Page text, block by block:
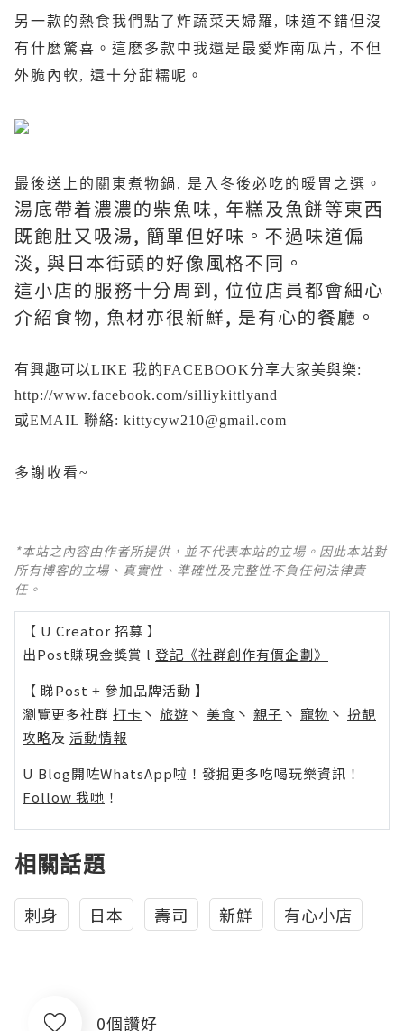
另一款的熱食我們點了炸蔬菜天婦羅, 味道不錯但沒
有什麼驚喜。這麽多款中我還是最愛炸南瓜片, 不但
外脆內軟, 還十分甜糯呢。
最後送上的關東煮物鍋, 是入冬後必吃的暖胃之選。
湯底帶着濃濃的柴魚味, 年糕及魚餅等東西
既飽肚又吸湯, 簡單但好味。不過味道偏
淡, 與日本街頭的好像風格不同。
這小店的服務十分周到, 位位店員都會細心
介紹食物, 魚材亦很新鮮, 是有心的餐廳。
有興趣可以LIKE 我的FACEBOOK分享大家美與樂:
http://www.facebook.com/silliykittlyand
或EMAIL 聯絡: kittycyw210@gmail.com
多謝收看~
*本站之內容由作者所提供，並不代表本站的立場。因此本站對
所有博客的立場、真實性、準確性及完整性不負任何法律責
任。
【 U Creator 招募 】
出Post賺現金獎賞 l 登記《社群創作有價企劃》
【 睇Post + 參加品牌活動 】
瀏覽更多社群 打卡 丶 旅遊 丶 美食 丶 親子 丶 寵物 丶 扮靚
攻略及 活動情報
U Blog開咗WhatsApp啦！發掘更多吃喝玩樂資訊！
Follow 我哋 ！
相關話題
刺身 日本 壽司 新鮮 有心小店
0個讚好